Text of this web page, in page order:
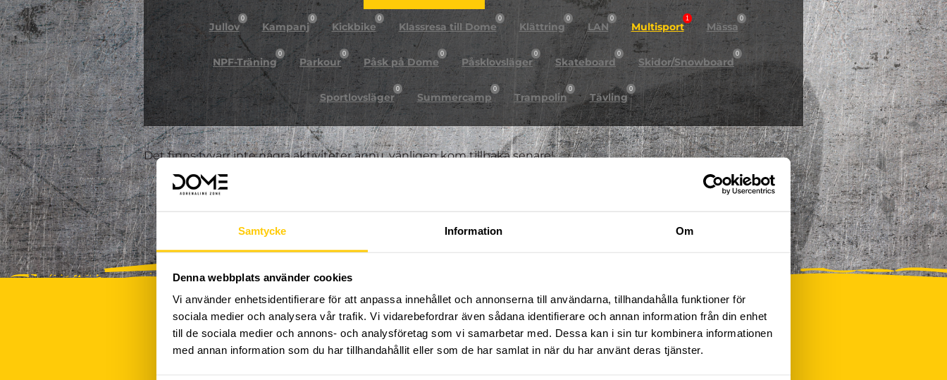
Samtycke Information Om
Denna webbplats använder cookies
Vi använder enhetsidentifierare för att anpassa innehållet och annonserna till användarna, tillhandahålla funktioner för
sociala medier och analysera vår trafik. Vi vidarebefordrar även sådana identifierare och annan information från din enhet
till de sociala medier och annons- och analysföretag som vi samarbetar med. Dessa kan i sin tur kombinera informationen
med annan information som du har tillhandahållit eller som de har samlat in när du har använt deras tjänster.
Jullov
0
Kampanj
0
Kickbike
0
Klassresa till Dome
0
Klättring
0
LAN
0
Multisport
1
Mässa
0
NPF-Träning
0
Parkour
0
Påsk på Dome
0
Påsklovsläger
0
Skateboard
0
Skidor/Snowboard
0
Sportlovsläger
0
Summercamp
0
Trampolin
0
Tävling
0
Det finns tyvärr inte några aktiviteter ännu, vänligen kom tillbaka senare!
FÖLJ OSS PÅ SOCIALA MEDIER